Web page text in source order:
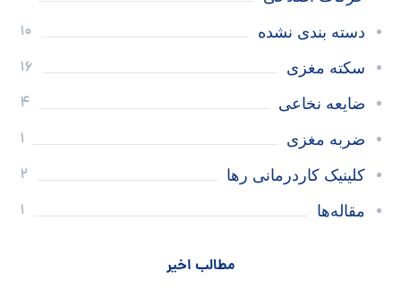
دسته بندی نشده 10
سکته مغزی 16
ضایعه نخاعی 4
ضربه مغزی 1
کلینیک کاردرمانی رها 2
مقاله‌ها 1
مطالب اخیر